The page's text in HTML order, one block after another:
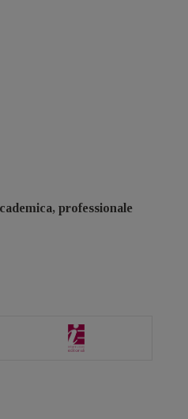
professionale